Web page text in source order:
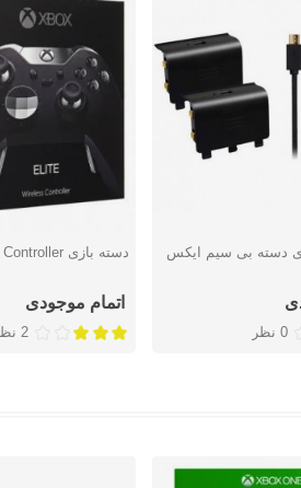
داشتندسته بی سیم ایکس
0 نظر
دوست داشتندسته بازی Xbox One Elite Controller
اتمام موجودی
2 نظر